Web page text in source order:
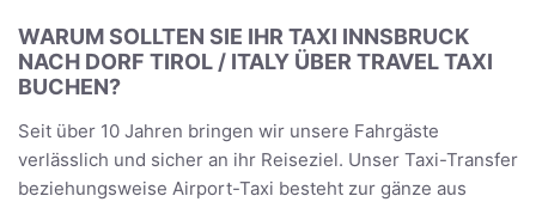
WARUM SOLLTEN SIE IHR TAXI INNSBRUCK
NACH DORF TIROL / ITALY ÜBER TRAVEL TAXI
BUCHEN?
Seit über 10 Jahren bringen wir unsere Fahrgäste
verlässlich und sicher an ihr Reiseziel. Unser Taxi-Transfer
beziehungsweise Airport-Taxi besteht zur gänze aus